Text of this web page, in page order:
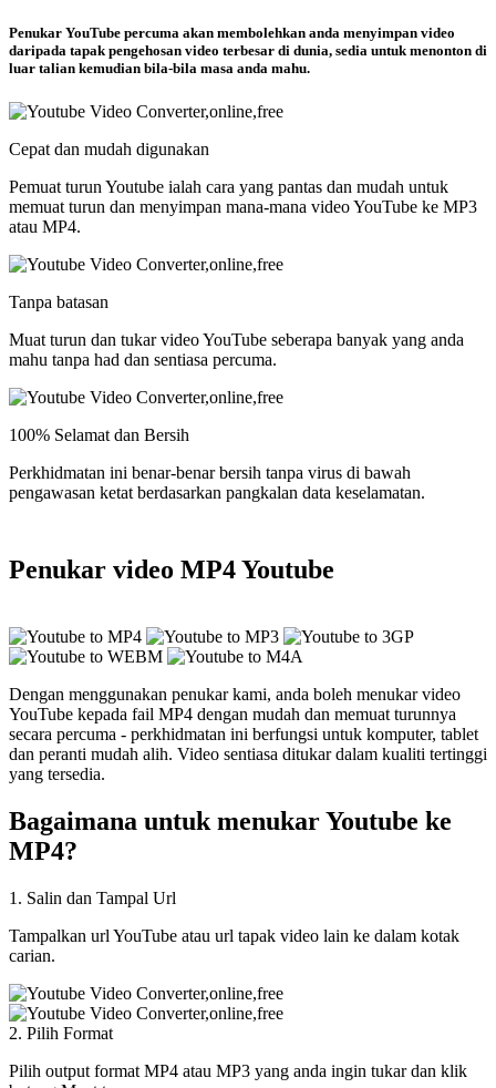
Penukar YouTube percuma akan membolehkan anda menyimpan video
daripada tapak pengehosan video terbesar di dunia, sedia untuk menonton di
luar talian kemudian bila-bila masa anda mahu.
Cepat dan mudah digunakan
Pemuat turun Youtube ialah cara yang pantas dan mudah untuk
memuat turun dan menyimpan mana-mana video YouTube ke MP3
atau MP4.
Tanpa batasan
Muat turun dan tukar video YouTube seberapa banyak yang anda
mahu tanpa had dan sentiasa percuma.
100% Selamat dan Bersih
Perkhidmatan ini benar-benar bersih tanpa virus di bawah
pengawasan ketat berdasarkan pangkalan data keselamatan.
Penukar video MP4 Youtube
Dengan menggunakan penukar kami, anda boleh menukar video
YouTube kepada fail MP4 dengan mudah dan memuat turunnya
secara percuma - perkhidmatan ini berfungsi untuk komputer, tablet
dan peranti mudah alih. Video sentiasa ditukar dalam kualiti tertinggi
yang tersedia.
Bagaimana untuk menukar Youtube ke
MP4?
1. Salin dan Tampal Url
Tampalkan url YouTube atau url tapak video lain ke dalam kotak
carian.
2. Pilih Format
Pilih output format MP4 atau MP3 yang anda ingin tukar dan klik